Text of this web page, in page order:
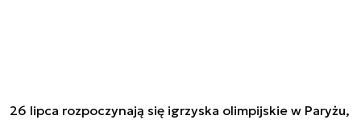
26 lipca rozpoczynają się igrzyska olimpijskie w Paryżu,